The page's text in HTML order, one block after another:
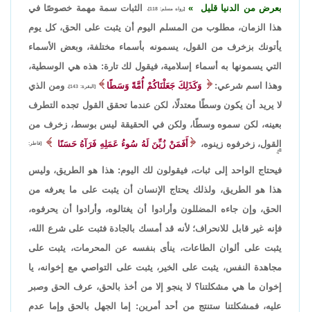
بعرض من الدنيا قليل
[رواه مسلم: 118]،
الثبات سمة مهمة خصوصًا في
هذا الزمان، مطلوب من المسلم اليوم أن يثبت على الحق، كل يوم
يأتونك بزخرف من القول، يسمونه بأسماء مختلفة، وبعض الأسماء
التي يسمونها به أسماء إسلامية، فيقول لك تارة: هذه هي الوسطية،
وهذا اسم شرعي:
وَكَذَلِكَ جَعَلْنَاكُمْ أُمَّةً وَسَطًا [البقرة: 143]،
ومن الذي
لا يريد أن يكون وسطًا معتدلًا، لكن عندما تحقق القول تجده التطرف
بعينه، لكن سموه وسطًا، ولكن في الحقيقة ليس بوسط، زخرف من
القول، زخرفوه زينوه،
أَفَمَنْ زُيِّنَ لَهُ سُوءُ عَمَلِهِ فَرَآهُ حَسَنًا
[فاطر:
8].
فيحتاج الواحد إلى ثبات، فيقولون لك اليوم: هذا هو الطريق، وليس
هذا هو الطريق، ولذلك يحتاج الإنسان أن يثبت على ما يعرفه من
الحق، وإن جاءه المضللون وأرادوا أن يغتالوه، وأرادوا أن يحرفوه،
فإنه غير قابل للانحراف؛ لأنه قد أمسك بالجادة فثبت على شرع الله،
يثبت على ألوان الطاعات، ينأى بنفسه عن المحرمات، يثبت على
مجاهدة النفس، يثبت على الخير، يثبت على التواصي مع إخوانه، يا
إخوان ما هي مشكلتنا؟ لا ينجو إلا من أخذ بالحق، عرف الحق وصبر
عليه، فمشكلتنا ستنتج من أحد أمرين: إما الجهل بالحق وإما عدم